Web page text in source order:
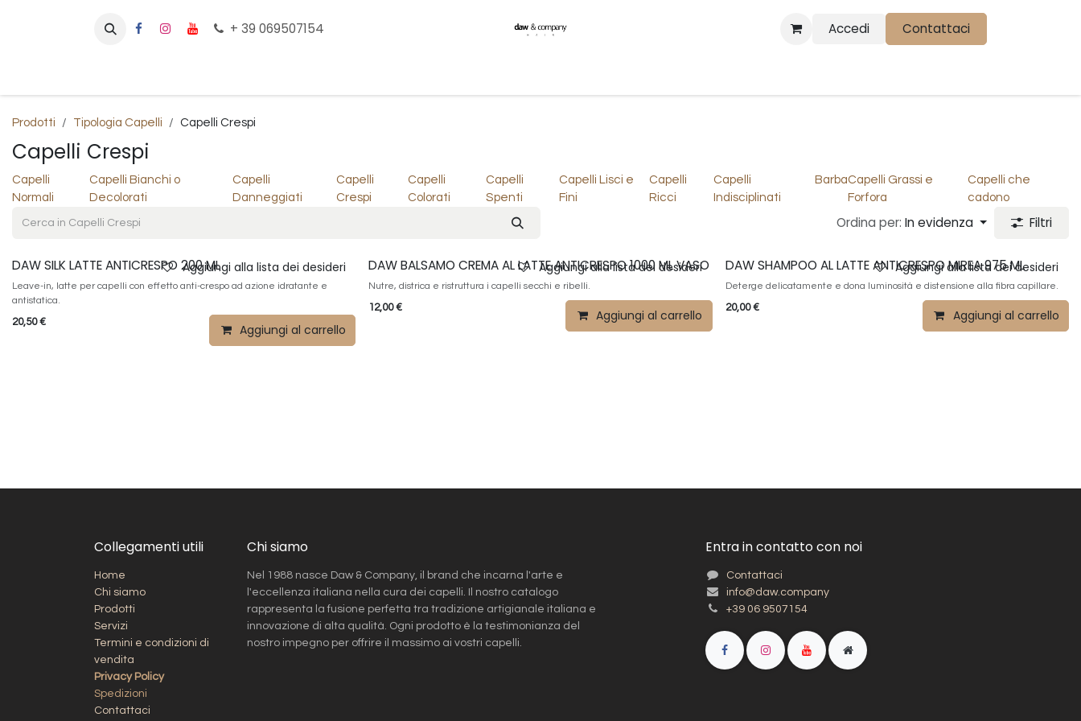
+ 39 069507154 Accedi Contattaci
Prodotti Tipologia Capelli Capelli Crespi
Capelli Crespi
Capelli
Normali
Capelli Bianchi o
Decolorati
Capelli
Danneggiati
Capelli
Crespi
Capelli
Colorati
Capelli
Spenti
Capelli Lisci e
Fini
Capelli
Ricci
Capelli
Indisciplinati
BarbaCapelli Grassi e
Forfora
Capelli che
cadono
Ordina per: In evidenza Filtri
DAW SILK LATTE ANTICRESPO 200 ML
Leave-in, latte per capelli con effetto anti-crespo ad azione idratante e
antistatica.
20,50€ Aggiungi al carrello
Aggiungi alla lista dei desideri DAW BALSAMO CREMA AL LATTE ANTICRESPO 1000 ML VASO
Nutre, districa e ristruttura i capelli secchi e ribelli.
12,00€ Aggiungi al carrello
Aggiungi alla lista dei desideri DAW SHAMPOO AL LATTE ANTICRESPO MIREA 975 ML
Deterge delicatamente e dona luminosità e distensione alla fibra capillare.
20,00€ Aggiungi al carrello
Aggiungi alla lista dei desideri
Collegamenti utili
Home
Chi siamo
Prodotti
Servizi
Termini e condizioni di
vendita
Privacy Policy
Spedizioni​
Contattaci
Chi siamo
Nel 1988 nasce Daw & Company, il brand che incarna l'arte e
l'eccellenza italiana nella cura dei capelli. Il nostro catalogo
rappresenta la fusione perfetta tra tradizione artigianale italiana e
innovazione di alta qualità. Ogni prodotto è la testimonianza del
nostro impegno per offrire il massimo ai vostri capelli.
Entra in contatto con noi
Contattaci
info@daw.company
+39 06 9507154